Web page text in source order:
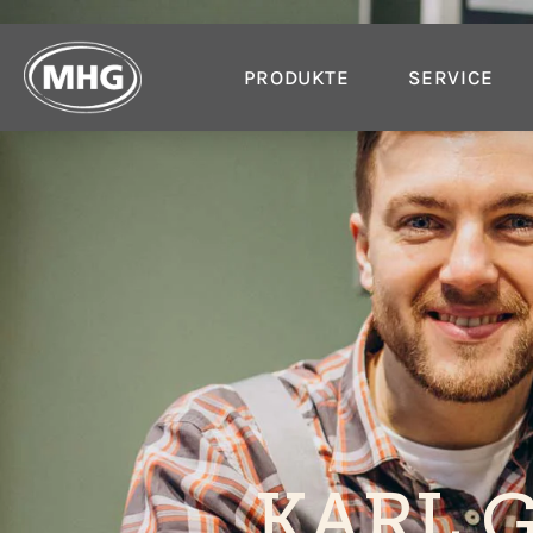
PRODUKTE SERVICE